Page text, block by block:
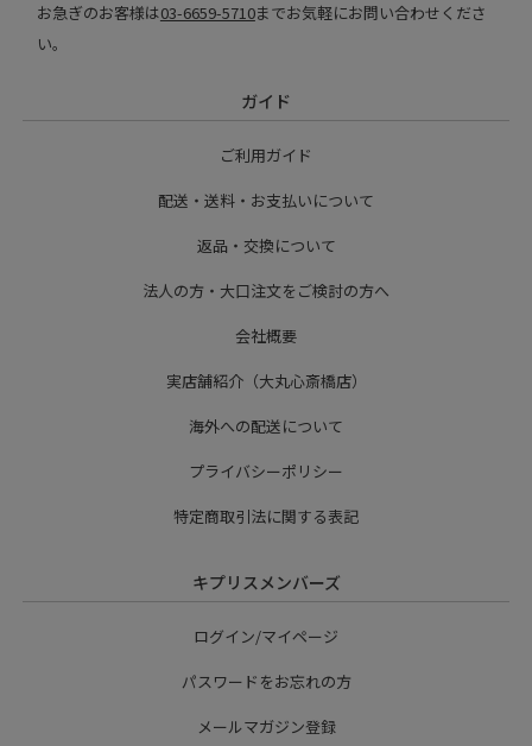
お急ぎのお客様は03-6659-5710までお気軽にお問い合わせくださ
い。
ガイド
ご利用ガイド
配送・送料・お支払いについて
返品・交換について
法人の方・大口注文をご検討の方へ
会社概要
実店舗紹介（大丸心斎橋店）
海外への配送について
プライバシーポリシー
特定商取引法に関する表記
キプリスメンバーズ
ログイン/マイページ
パスワードをお忘れの方
メールマガジン登録